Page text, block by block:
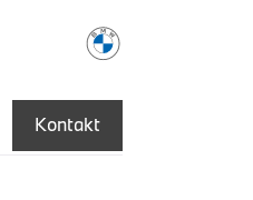
Kontakt